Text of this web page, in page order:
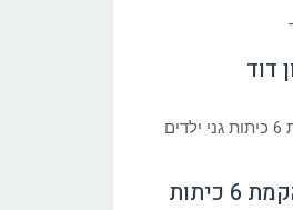
דוד
הונחו אבני פינה להקמת 6 כיתות